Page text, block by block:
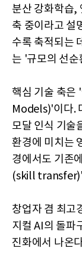
분산 강화학습,
축 중이라고 설
수록 축적되는
는 '규모의 선
핵심 기술 축
Models)'이다.
모달 인식 기술
환경에 미치는
경에서도 기존
(skill transfer)'
창업자 겸 최고
지컬 AI의 돌파
진화에서 나온